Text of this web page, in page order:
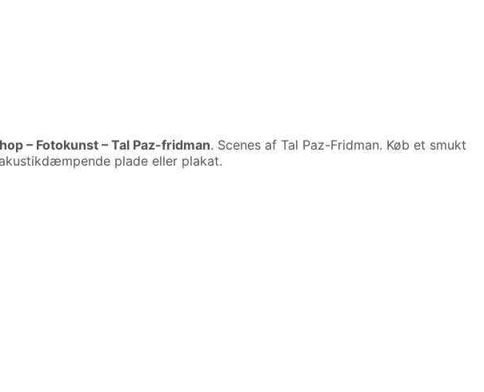
– Fotokunst – Tal Paz-fridman. Scenes af Tal Paz-Fridman. Køb et smukt
plade eller plakat.